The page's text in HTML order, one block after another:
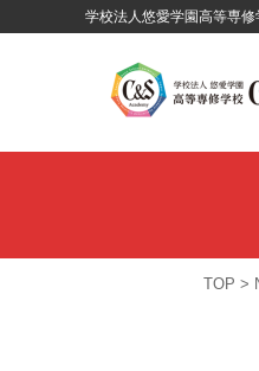
学校法人悠愛学園高等専修
TOP >